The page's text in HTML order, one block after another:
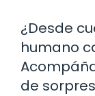
¿Desde
humano
de